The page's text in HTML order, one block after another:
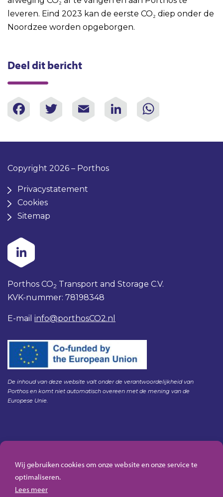
Wij gebruiken cookies om onze website en onze service te
optimaliseren.
Lees meer
leveren. Eind 2023 kan de eerste CO₂ diep onder de
Noordzee worden opgeborgen.
Deel dit bericht
Facebook
TwitterEmailLinkedIn
Copyright 2026 – Porthos
Privacystatement
Cookies
Sitemap
Porthos CO2 Transport and Storage C.V.
KVK-nummer: 78198348
E-mail info@porthosCO2.nl
De inhoud van deze website valt onder de verantwoordelijkheid van
Porthos en komt niet automatisch overeen met de mening van de
Europese Unie.
HSE Policy Porthos
Klachtenregeling aanbesteden Gasunie
Algemene inkoopvoorwaarden Porthos